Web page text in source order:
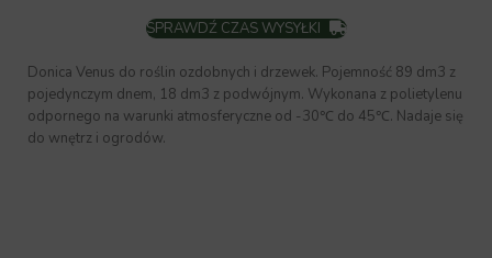
SPRAWDŹ CZAS WYSYŁKI
Donica Venus do roślin ozdobnych i drzewek. Pojemność 89 dm3 z
pojedynczym dnem, 18 dm3 z podwójnym. Wykonana z polietylenu
odpornego na warunki atmosferyczne od -30℃ do 45℃. Nadaje się
do wnętrz i ogrodów.